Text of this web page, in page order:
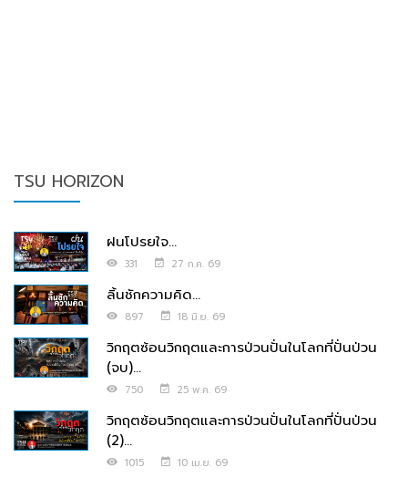
TSU HORIZON
ฝนโปรยใจ...
331 27 ก.ค. 69
ลิ้นชักความคิด...
897 18 มิ.ย. 69
วิกฤตซ้อนวิกฤตและการป่วนปั่นในโลกที่ปั่นป่วน
(จบ)...
750 25 พ.ค. 69
วิกฤตซ้อนวิกฤตและการป่วนปั่นในโลกที่ปั่นป่วน
(2)...
1015 10 เม.ย. 69